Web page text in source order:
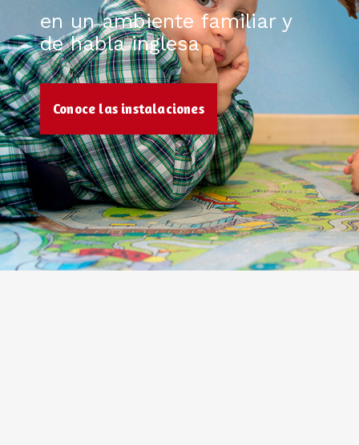
en un ambiente familiar y
de habla inglesa
Conoce las instalaciones